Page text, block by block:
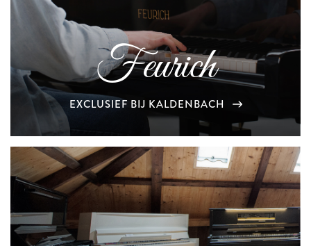
Feurich
EXCLUSIEF BIJ KALDENBACH